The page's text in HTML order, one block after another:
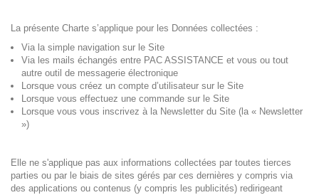
La présente Charte s’applique pour les Données collectées :
Via la simple navigation sur le Site
Via les mails échangés entre PAC ASSISTANCE et vous ou tout
autre outil de messagerie électronique
Lorsque vous créez un compte d’utilisateur sur le Site
Lorsque vous effectuez une commande sur le Site
Lorsque vous vous inscrivez à la Newsletter du Site (la « Newsletter
»)
Elle ne s'applique pas aux informations collectées par toutes tierces
parties ou par le biais de sites gérés par ces dernières y compris via
des applications ou contenus (y compris les publicités) redirigeant